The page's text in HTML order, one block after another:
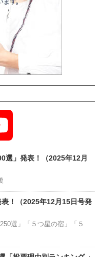
Channel
選」発表！（2025年12月
！（2025年12月15日号発
選」「５つ星の宿」「５